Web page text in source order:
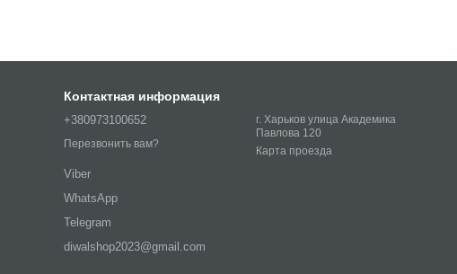
Контактная информация
+380973100652
Перезвонить вам?
Viber
WhatsApp
Telegram
diwalshop2023@gmail.com
г. Харьков улица Академика
Павлова 120
Карта проезда